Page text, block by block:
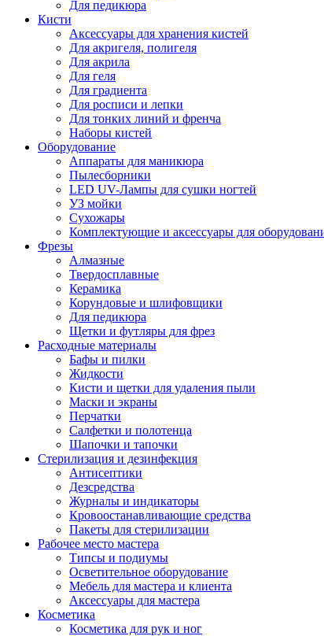
Для педикюра
Кисти
Аксессуары для хранения кистей
Для акригеля, полигеля
Для акрила
Для геля
Для градиента
Для росписи и лепки
Для тонких линий и френча
Наборы кистей
Оборудование
Аппараты для маникюра
Пылесборники
LED UV-Лампы для сушки ногтей
УЗ мойки
Сухожары
Комплектующие и аксессуары для
Фрезы
Алмазные
Твердосплавные
Керамика
Корундовые и шлифовщики
Для педикюра
Щетки и футляры для фрез
Расходные материалы
Бафы и пилки
Жидкости
Кисти и щетки для удаления пыли
Маски и экраны
Перчатки
Салфетки и полотенца
Шапочки и тапочки
Стерилизация и дезинфекция
Антисептики
Дезсредства
Журналы и индикаторы
Кровоостанавливающие средства
Пакеты для стерилизации
Рабочее место мастера
Типсы и подиумы
Осветительное оборудование
Мебель для мастера и клиента
Аксессуары для мастера
Косметика
Косметика для рук и ног